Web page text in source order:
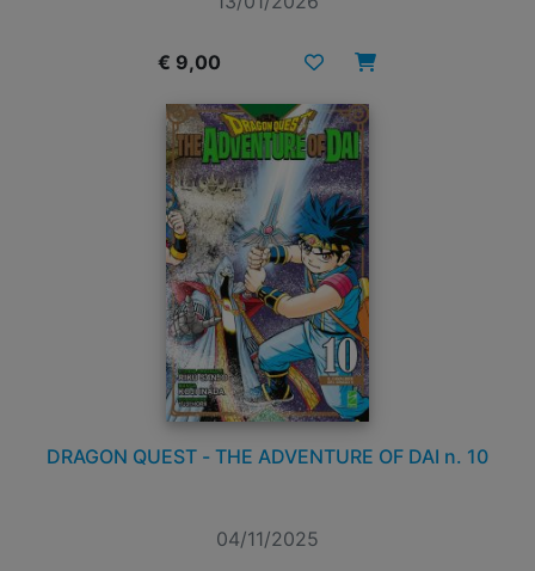
€ 9,00
DRAGON QUEST - THE ADVENTURE OF DAI n. 10
04/11/2025